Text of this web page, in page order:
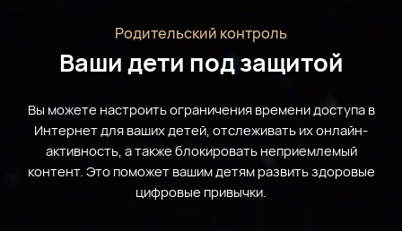
Родительский контроль
Ваши дети под защитой
Вы можете настроить ограничения времени доступа в
Интернет для ваших детей, отслеживать их онлайн-
активность, а также блокировать неприемлемый
контент. Это поможет вашим детям развить здоровые
цифровые привычки.